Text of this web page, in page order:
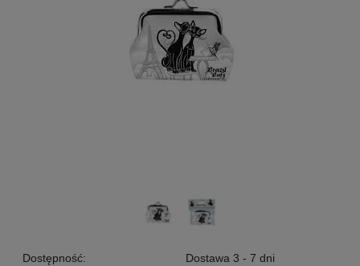
Dostępność: Dostawa 3 - 7 dni